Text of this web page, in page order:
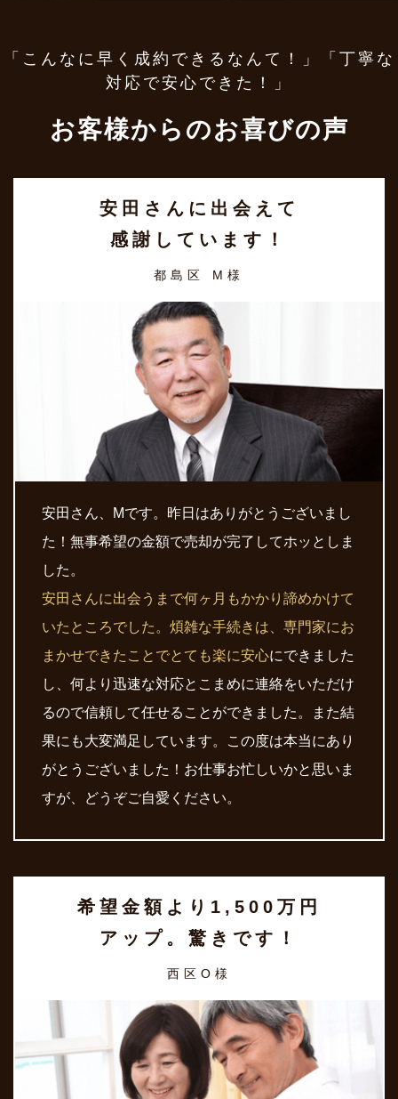
「こんなに早く成約できるなんて！」「丁寧な
対応で安心できた！」
お客様からのお喜びの声
安田さんに出会えて
感謝しています！
都島区 M様
安田さん、Mです。昨日はありがとうございまし
た！無事希望の金額で売却が完了してホッとしま
した。
安田さんに出会うまで何ヶ月もかかり諦めかけて
いたところでした。煩雑な手続きは、専門家にお
まかせできたことでとても楽に安心にできました
し、何より迅速な対応とこまめに連絡をいただけ
るので信頼して任せることができました。また結
果にも大変満足しています。この度は本当にあり
がとうございました！お仕事お忙しいかと思いま
すが、どうぞご自愛ください。
希望金額より1,500万円
アップ。驚きです！
西区O様